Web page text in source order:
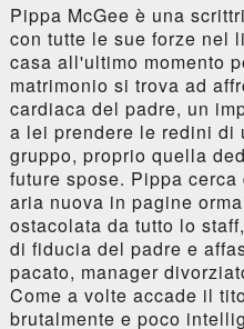
Pippa McGee è una
con tutte le sue forze nel
casa all'ultimo momento
matrimonio si trova ad
cardiaca del padre, un
a lei prendere le redini di
gruppo, proprio quella
future spose. Pippa
aria nuova in pagine
ostacolata da tutto lo
di fiducia del padre e
pacato, manager
Come a volte accade il
brutalmente e poco